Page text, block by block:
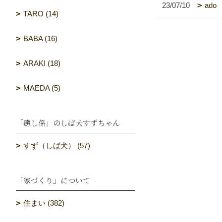
23/07/10 ado
TARO (14)
BABA (16)
ARAKI (18)
MAEDA (5)
「癒し係」のしば犬すずちゃん
すず（しば犬） (57)
「家づくり」について
住まい (382)